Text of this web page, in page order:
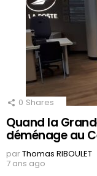
0 Shares
Quand la
déménage au
parThomas RIBOULET
7 ans ago